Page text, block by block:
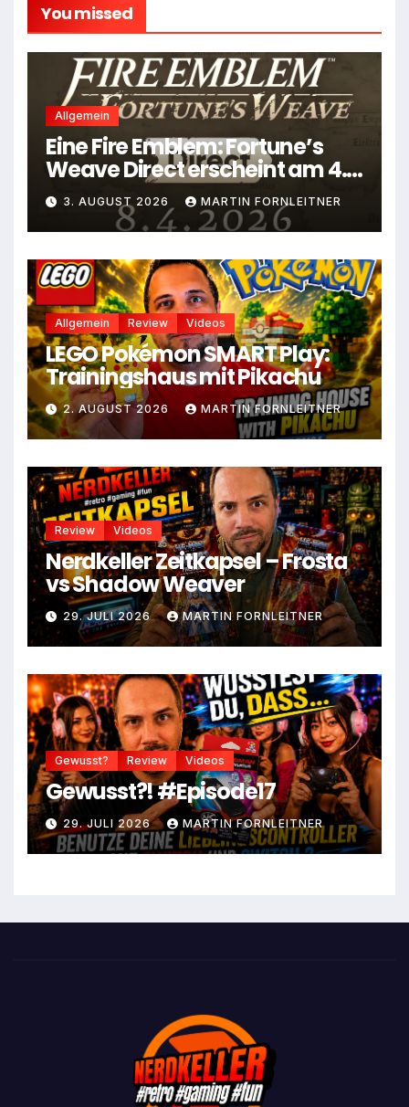
You missed
Allgemein
Eine Fire Emblem: Fortune’s
Weave Direct erscheint am 4.
August
3. AUGUST 2026 MARTIN FORNLEITNER
Allgemein Review Videos
LEGO Pokémon SMART Play:
Trainingshaus mit Pikachu
2. AUGUST 2026 MARTIN FORNLEITNER
Review Videos
Nerdkeller Zeitkapsel – Frosta
vs Shadow Weaver
29. JULI 2026 MARTIN FORNLEITNER
Gewusst? Review Videos
Gewusst?! #Episode17
29. JULI 2026 MARTIN FORNLEITNER